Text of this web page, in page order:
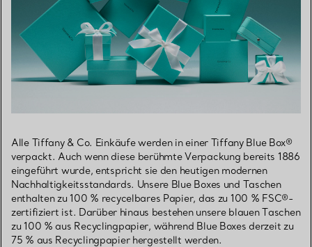
Alle Tiffany & Co. Einkäufe werden in einer Tiffany Blue Box®
verpackt. Auch wenn diese berühmte Verpackung bereits 1886
eingeführt wurde, entspricht sie den heutigen modernen
Nachhaltigkeitsstandards. Unsere Blue Boxes und Taschen
enthalten zu 100 % recycelbares Papier, das zu 100 % FSC®-
zertifiziert ist. Darüber hinaus bestehen unsere blauen Taschen
zu 100 % aus Recyclingpapier, während Blue Boxes derzeit zu
75 % aus Recyclingpapier hergestellt werden.